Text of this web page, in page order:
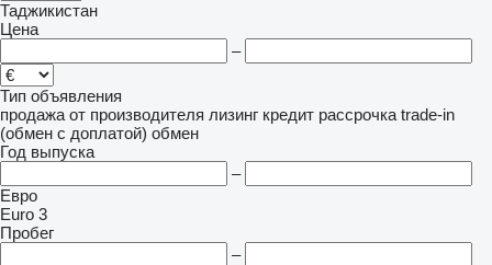
Таджикистан
Цена
–
Тип объявления
продажа от производителя лизинг кредит рассрочка trade-in
(обмен с доплатой) обмен
Год выпуска
–
Евро
Euro 3
Пробег
–